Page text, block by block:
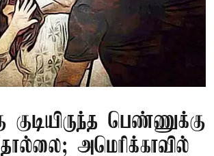
குடியிருந்த பெண்ணுக்கு
அமெரிக்காவில்